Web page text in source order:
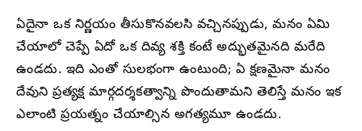
ఏదైనా ఒక నిర్ణయం తీసుకొనవలసి వచ్చినప్పుడు, మనం ఏమి
చేయాలో చెప్పే ఏదో ఒక దివ్య శక్తి కంటే అద్భుతమైనది మరేది
ఉండదు. ఇది ఎంతో సులభంగా ఉంటుంది; ఏ క్షణమైనా మనం
దేవుని ప్రత్యక్ష మార్గదర్శకత్వాన్ని పొందుతామని తెలిస్తే మనం ఇక
ఎలాంటి ప్రయత్నం చేయాల్సిన అగత్యమూ ఉండదు.